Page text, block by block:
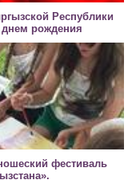
Республики
днем рождения
фестиваль